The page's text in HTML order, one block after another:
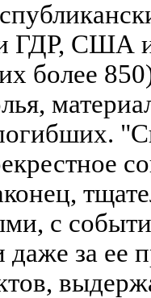
ГДР, США
более
с
даже за ее